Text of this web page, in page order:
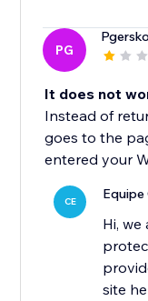
PG
It does not
Instead of
goes to the
entered your
CE
Hi,
site